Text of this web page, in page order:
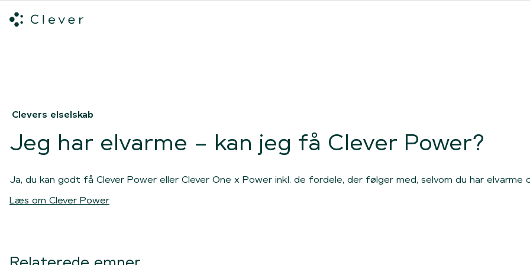
Clevers elselskab
Jeg har elvarme – kan jeg få Clever Power?
Ja, du kan godt få Clever Power eller Clever One x Power inkl. de fordele, der følger med, selvom du har
Læs om Clever Power